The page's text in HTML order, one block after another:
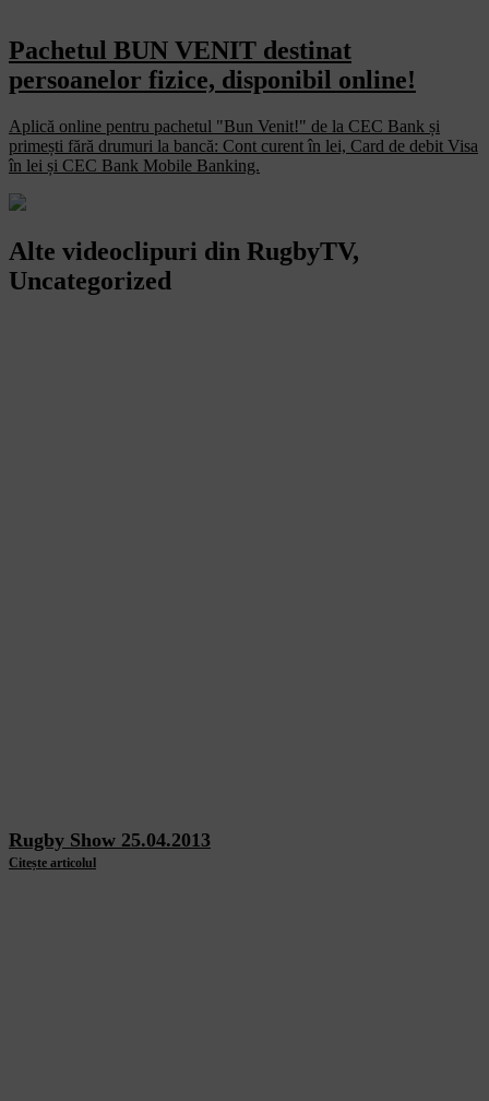
Pachetul BUN VENIT destinat
persoanelor fizice, disponibil online!
Aplică online pentru pachetul "Bun Venit!" de la CEC Bank și
primești fără drumuri la bancă: Cont curent în lei, Card de debit Visa
în lei și CEC Bank Mobile Banking.
Alte videoclipuri din RugbyTV,
Uncategorized
Rugby Show 25.04.2013
Citește articolul